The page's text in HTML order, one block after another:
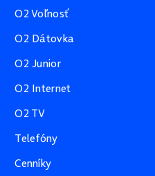
O2 Voľnosť
O2 Dátovka
O2 Junior
O2 Internet
O2 TV
Telefóny
Cenníky